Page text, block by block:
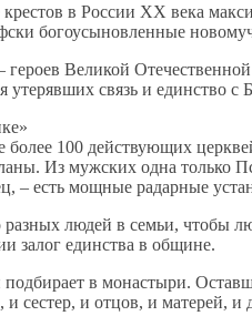
в России XX века
богоусыновленные
героев Великой
утерявших связь и единство
более 100 действующих
Из мужских одна только
– есть мощные радарные
людей в семьи, чтобы
залог единства в общине.
в монастыри.
сестер, и отцов, и матерей,